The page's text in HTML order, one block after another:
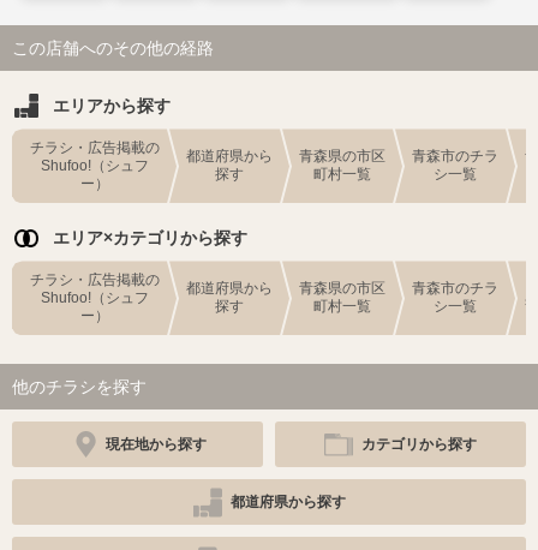
この店舗へのその他の経路
エリアから探す
チラシ・広告掲載の
Shufoo!（シュフ
ー）
都道府県から
探す
青森県の市区
町村一覧
青森市のチラ
シ一覧
エリア×カテゴリから探す
チラシ・広告掲載の
Shufoo!（シュフ
ー）
都道府県から
探す
青森県の市区
町村一覧
青森市のチラ
シ一覧
他のチラシを探す
現在地から探す カテゴリから探す
都道府県から探す